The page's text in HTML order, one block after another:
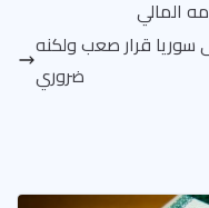
t
المالي
سوريا قرار صعب ولكنه
ضروري